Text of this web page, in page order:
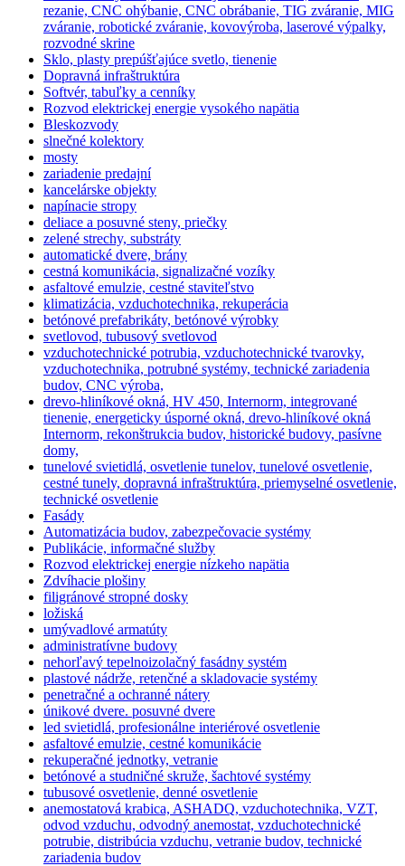
rezanie, CNC ohýbanie, CNC obrábanie, TIG zváranie, MIG
zváranie, robotické zváranie, kovovýroba, laserové výpalky,
rozvodné skrine
Sklo, plasty prepúšťajúce svetlo, tienenie
Dopravná infraštruktúra
Softvér, tabuľky a cenníky
Rozvod elektrickej energie vysokého napätia
Bleskozvody
slnečné kolektory
mosty
zariadenie predajní
kancelárske objekty
napínacie stropy
deliace a posuvné steny, priečky
zelené strechy, substráty
automatické dvere, brány
cestná komunikácia, signalizačné vozíky
asfaltové emulzie, cestné staviteľstvo
klimatizácia, vzduchotechnika, rekuperácia
betónové prefabrikáty, betónové výrobky
svetlovod, tubusový svetlovod
vzduchotechnické potrubia, vzduchotechnické tvarovky,
vzduchotechnika, potrubné systémy, technické zariadenia
budov, CNC výroba,
drevo-hliníkové okná, HV 450, Internorm, integrované
tienenie, energeticky úsporné okná, drevo-hliníkové okná
Internorm, rekonštrukcia budov, historické budovy, pasívne
domy,
tunelové svietidlá, osvetlenie tunelov, tunelové osvetlenie,
cestné tunely, dopravná infraštruktúra, priemyselné osvetlenie,
technické osvetlenie
Fasády
Automatizácia budov, zabezpečovacie systémy
Publikácie, informačné služby
Rozvod elektrickej energie nízkeho napätia
Zdvíhacie plošiny
filigránové stropné dosky
ložiská
umývadlové armatúty
administratívne budovy
nehorľavý tepelnoizolačný fasádny systém
plastové nádrže, retenčné a skladovacie systémy
penetračné a ochranné nátery
únikové dvere. posuvné dvere
led svietidlá, profesionálne interiérové osvetlenie
asfaltové emulzie, cestné komunikácie
rekuperačné jednotky, vetranie
betónové a studničné skruže, šachtové systémy
tubusové osvetlenie, denné osvetlenie
anemostatová krabica, ASHADQ, vzduchotechnika, VZT,
odvod vzduchu, odvodný anemostat, vzduchotechnické
potrubie, distribúcia vzduchu, vetranie budov, technické
zariadenia budov